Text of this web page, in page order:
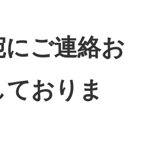
ご連絡お
おりま